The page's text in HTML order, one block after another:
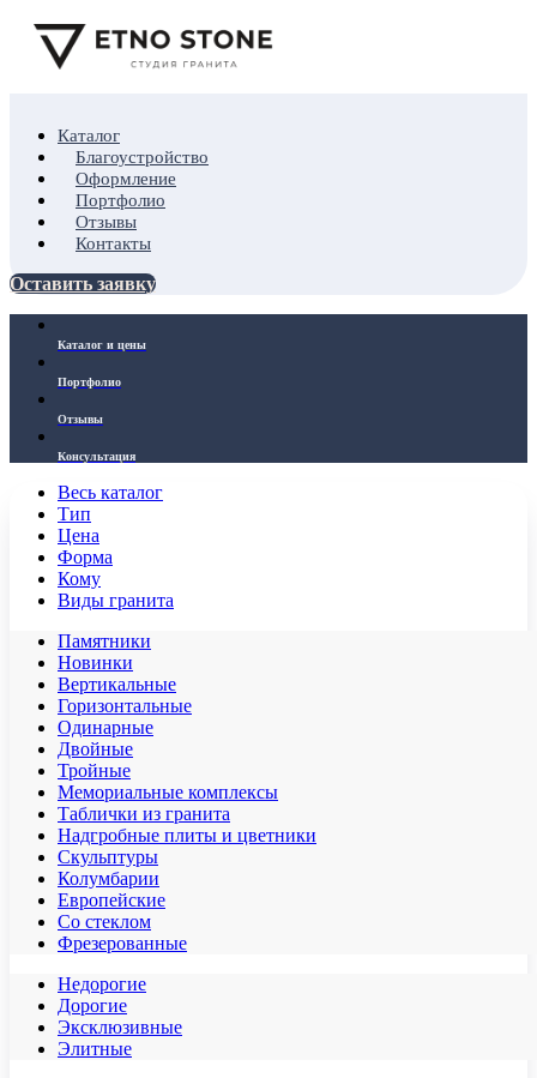
Каталог
Благоустройство
Оформление
Портфолио
Отзывы
Контакты
Оставить заявку
Каталог и цены
Портфолио
Отзывы
Консультация
Весь каталог
Тип
Цена
Форма
Кому
Виды гранита
Памятники
Новинки
Вертикальные
Горизонтальные
Одинарные
Двойные
Тройные
Мемориальные комплексы
Таблички из гранита
Надгробные плиты и цветники
Скульптуры
Колумбарии
Европейские
Со стеклом
Фрезерованные
Недорогие
Дорогие
Эксклюзивные
Элитные